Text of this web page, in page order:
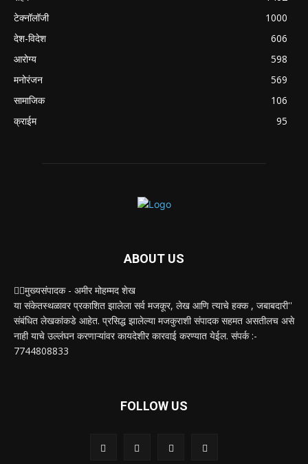
टेक्नॉलॉजी
1000
देश-विदेश
606
आरोग्य
598
मनोरंजन
569
सामाजिक
106
क्राईम
95
ABOUT US
✍🏻मुख्यसंपादक - अमीर मोहम्मद शेख
या संकेतस्थळावर प्रकाशित झालेला सर्व मजकूर, लेख आणि त्याचे हक्क , जबाबदारी''
संबंधित लेखकांकडे आहेत. प्रसिद्ध झालेल्या मजकुराशी संपादक सहमत असतीलच असे
नाही याचे उल्लंघन करणाऱ्यांवर कायदेशीर कारवाई करण्यात येईल. संपर्क :-
7744808833
FOLLOW US